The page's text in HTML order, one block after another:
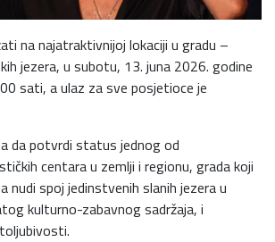
na najatraktivnijoj lokaciji u gradu –
jezera, u subotu, 13. juna 2026. godine
sati, a ulaz za sve posjetioce je
da potvrdi status jednog od
centara u zemlji i regionu, grada koji
nudi spoj jedinstvenih slanih jezera u
kulturno-zabavnog sadržaja, i